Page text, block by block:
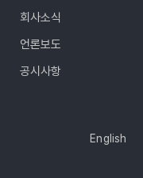
회사소식
언론보도
공시사항
English